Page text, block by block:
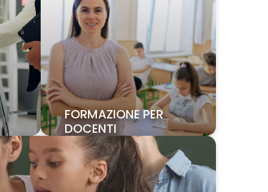
FORMAZIONE PER
DOCENTI